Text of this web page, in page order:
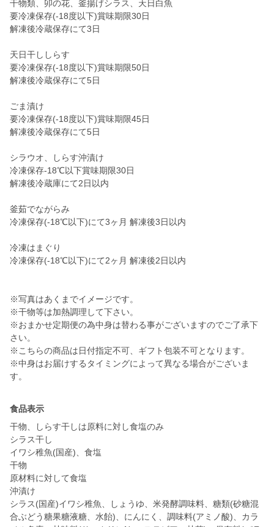
干物類、卯の花、釜揚げシラス、天日白魚
要冷凍保存(-18度以下)賞味期限30日
解凍後冷蔵保存にて3日
天日干ししらす
要冷凍保存(-18度以下)賞味期限50日
解凍後冷蔵保存にて5日
ごま漬け
要冷凍保存(-18度以下)賞味期限45日
解凍後冷蔵保存にて5日
シラウオ、しらす沖漬け
冷凍保存-18℃以下賞味期限30日
解凍後冷蔵庫にて2日以内
釜茹でながらみ
冷凍保存(-18℃以下)にて3ヶ月 解凍後3日以内
冷凍はまぐり
冷凍保存(-18℃以下)にて2ヶ月 解凍後2日以内
※写真はあくまでイメージです。
※干物等は加熱調理して下さい。
※おまかせ定期便の為中身は替わる事がございますのでご了承下
さい。
※こちらの商品は日付指定不可、ギフト包装不可となります。
※中身はお届けするタイミングによって異なる場合がございま
す。
食品表示
干物、しらす干しは原料に対し食塩のみ
シラス干し
イワシ稚魚(国産)、食塩
干物
原材料に対して食塩
沖漬け
シラス(国産)イワシ稚魚、しょうゆ、米発酵調味料、糖類(砂糖混
合ぶどう糖果糖液糖、水飴)、にんにく、調味料(アミノ酸)、カラ